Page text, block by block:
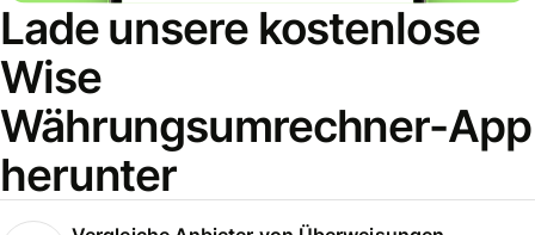
Lade unsere kostenlose
Wise
Währungsumrechner-App
herunter